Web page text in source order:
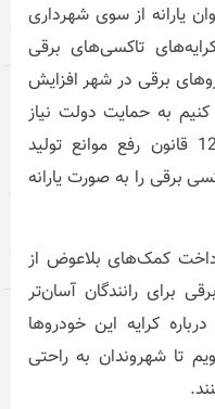
یارانه از سوی شهرداری
تاکسی‌های برقی
برقی در شهر افزایش
به حمایت دولت نیاز
است که می‌تواند از طریق ماده 12 قانون رفع موانع تولید
برقی را به صورت یارانه
کمک‌های بلاعوض از
برای رانندگان آسان‌تر
کرایه این خودروها
تا شهروندان به راحتی